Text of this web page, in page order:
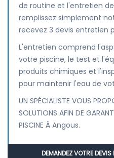
de routine et l'entretien
remplissez simplement
recevez 3 devis entretien
L'entretien comprend
votre piscine, le test et
produits chimiques et
pour maintenir l'eau de
UN SPÉCIALISTE VOUS
SOLUTIONS AFIN DE
PISCINE À Angous.
DEMANDEZ VOTRE